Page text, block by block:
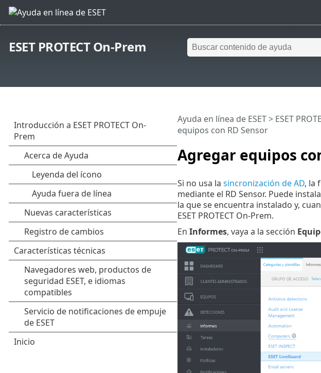
ESET PROTECT On-Prem
Agregar equipos
Ayuda en línea de ESET> ESET
equipos con RD Sensor
Si no usa la sincronización de AD, la
mediante el RD Sensor. Puede
la que se encuentra instalado y,
ESET PROTECT On-Prem.
En Informes, vaya a la sección